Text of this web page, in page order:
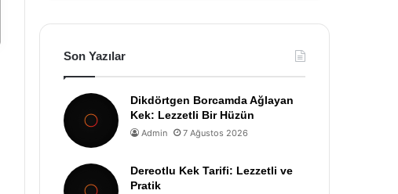
Son Yazılar
Dikdörtgen Borcamda Ağlayan
Kek: Lezzetli Bir Hüzün
Admin 7 Ağustos 2026
Dereotlu Kek Tarifi: Lezzetli ve
Pratik